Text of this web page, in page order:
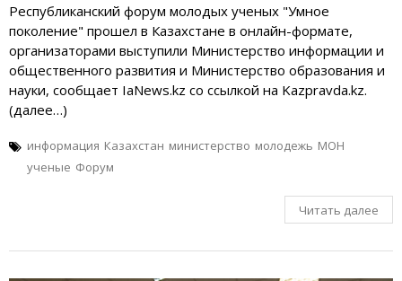
Республиканский форум молодых ученых "Умное
поколение" прошел в Казахстане в онлайн-формате,
организаторами выступили Министерство информации и
общественного развития и Министерство образования и
науки, сообщает IaNews.kz со ссылкой на Kazpravda.kz.
(далее…)
информация Казахстан министерство молодежь МОН
ученые Форум
Читать далее